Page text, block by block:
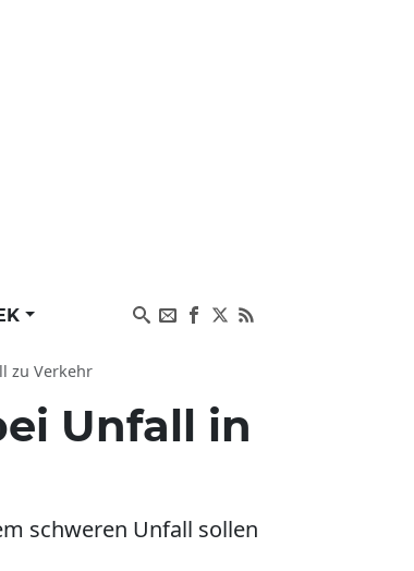
zu Verkehr
Unfall in
schweren Unfall sollen